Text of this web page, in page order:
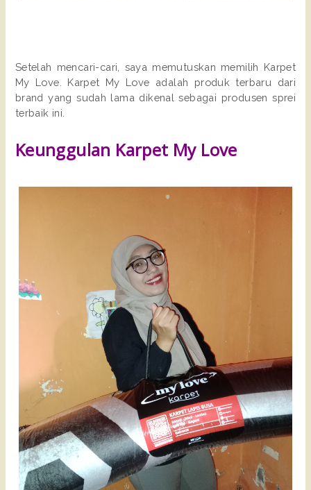
Setelah mencari-cari, saya memutuskan memilih Karpet
My Love. Karpet My Love adalah produk terbaru dari
brand yang sudah lama dikenal sebagai produsen sprei
terbaik ini.
Keunggulan Karpet My Love